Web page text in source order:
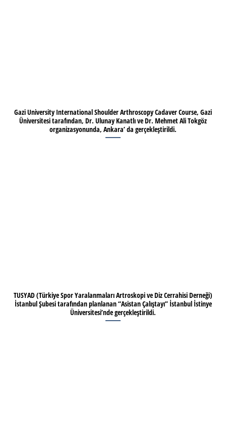
Gazi University International Shoulder Arthroscopy Cadaver Course, Gazi
Üniversitesi tarafından, Dr. Ulunay Kanatlı ve Dr. Mehmet Ali Tokgöz
organizasyonunda, Ankara’ da gerçekleştirildi.
TUSYAD (Türkiye Spor Yaralanmaları Artroskopi ve Diz Cerrahisi Derneği)
İstanbul Şubesi tarafından planlanan “Asistan Çalıştayı” İstanbul İstinye
Üniversitesi’nde gerçekleştirildi.